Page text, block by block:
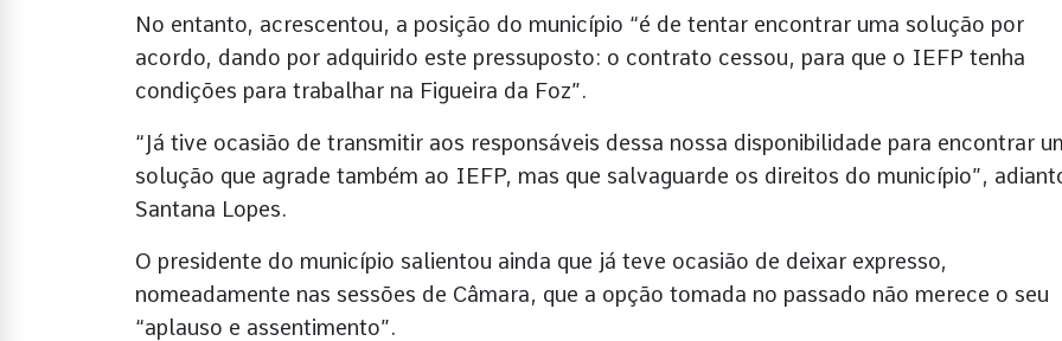
No entanto, acrescentou, a posição do município “é de tentar encontrar uma solução por
acordo, dando por adquirido este pressuposto: o contrato cessou, para que o IEFP tenha
condições para trabalhar na Figueira da Foz”.
“Já tive ocasião de transmitir aos responsáveis dessa nossa disponibilidade para encontrar
solução que agrade também ao IEFP, mas que salvaguarde os direitos do município”,
Santana Lopes.
O presidente do município salientou ainda que já teve ocasião de deixar expresso,
nomeadamente nas sessões de Câmara, que a opção tomada no passado não merece o seu
“aplauso e assentimento”.